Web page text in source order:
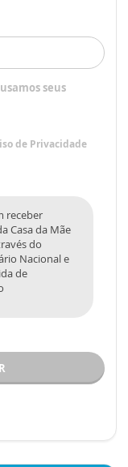
seus
de Privacidade
receber
Casa da Mãe
do
Nacional e
de